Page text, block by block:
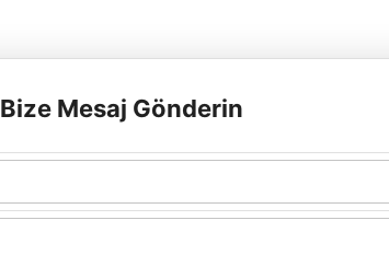
Bize Mesaj Gönderin